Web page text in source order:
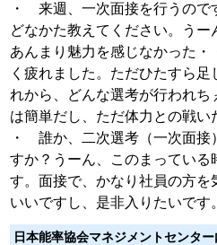
・ 来週、一次面接を行うので
どなかた教えてください。うー
あんまり魅力を感じなかった
く疲れました。ただひたすら
れから、どんな選考が行われち
は簡単だし、ただ体力との戦い
・ 誰か、二次選考（一次面接
すか？うーん、このまっている
す。面接で、かなり社員の方を
いいですし、是非入りたいです
日本能率協会マネジメントセンタ